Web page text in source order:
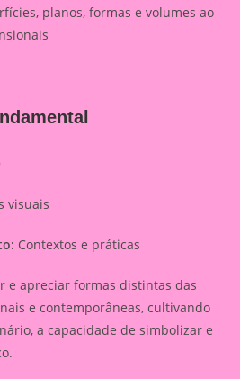
planos, formas e volumes ao
visuais
Contextos e práticas
e apreciar formas distintas das
e contemporâneas, cultivando
a capacidade de simbolizar e